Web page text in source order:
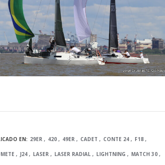
EN: 29ER 420 49ER CADET CONTE 24 F18
J24 LASER LASER RADIAL LIGHTNING MATCH 30